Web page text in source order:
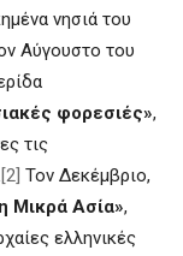
νησιά του
Αύγουστο του
φορεσιές»,
τις
[2] Τον Δεκέμβριο,
Μικρά Ασία»,
ελληνικές